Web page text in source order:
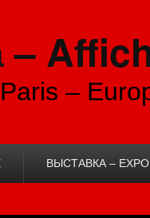
–
ВЫСТАВКА –